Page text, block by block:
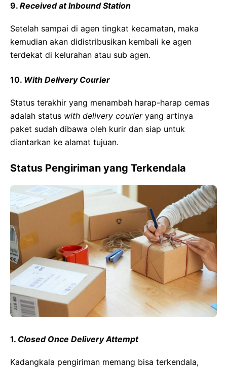
9. Received at Inbound Station
Setelah sampai di agen tingkat kecamatan, maka
kemudian akan didistribusikan kembali ke agen
terdekat di kelurahan atau sub agen.
10. With Delivery Courier
Status terakhir yang menambah harap-harap cemas
adalah status with delivery courieryang artinya
paket sudah dibawa oleh kurir dan siap untuk
diantarkan ke alamat tujuan.
Status Pengiriman yang Terkendala
1. Closed Once Delivery Attempt
Kadangkala pengiriman memang bisa terkendala,